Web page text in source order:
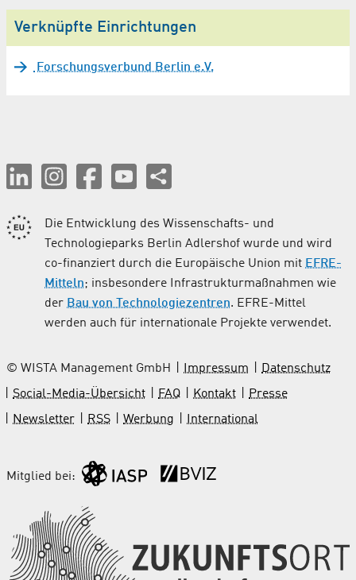
Verknüpfte Einrichtungen
Forschungsverbund Berlin e.V.
Die Entwicklung des Wissenschafts- und
Technologieparks Berlin Adlershof wurde und wird
co-finanziert durch die Europäische Union mit EFRE-
Mitteln; insbesondere Infrastrukturmaßnahmen wie
der Bau von Technologiezentren. EFRE-Mittel
werden auch für internationale Projekte verwendet.
© WISTA Management GmbH Impressum
Datenschutz
Social-Media-Übersicht
FAQ Kontakt
Presse
Newsletter
RSS Werbung International
Mitglied bei: